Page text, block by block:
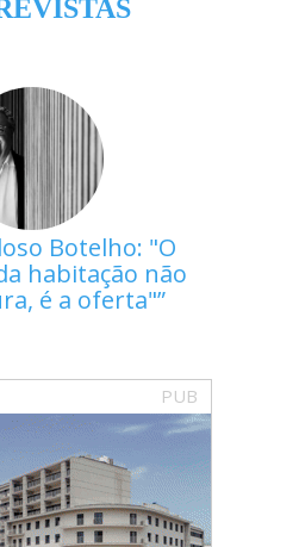
Botelho: "O
habitação não
é a oferta"
PUB